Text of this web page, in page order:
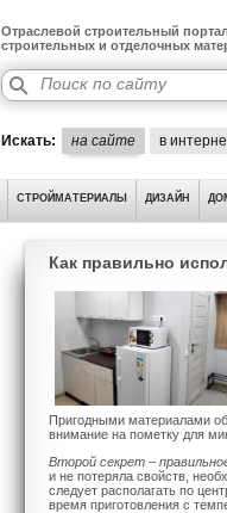
Отраслевой строительный
строительных и отделочных
Искать: на сайте в
СТРОЙМАТЕРИАЛЫ ДИЗАЙН
Как правильно
Пригодными материалами
внимание на пометку для
Второй секрет –
и не потеряла свойств,
следует располагать по
время приготовления с